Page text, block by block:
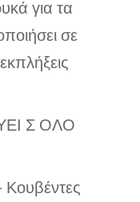
για τα
σε
Σ ΟΛΟ